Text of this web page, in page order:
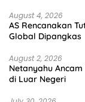
August 4, 2026
AS Rencanakan
Global Dipangkas
August 2, 2026
Netanyahu
di Luar Negeri